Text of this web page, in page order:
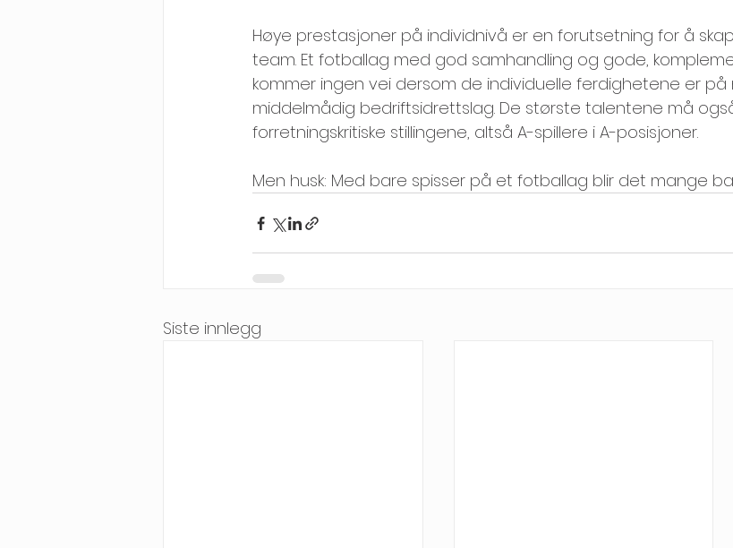
Høye prestasjoner på individnivå er en forutsetning for å
team. Et fotballag med god samhandling og gode,
kommer ingen vei dersom de individuelle ferdighetene er
middelmådig bedriftsidrettslag. De største talentene må
forretningskritiske stillingene, altså A-spillere i A-posisjoner.
Men husk: Med bare spisser på et fotballag blir det mange
Siste innlegg